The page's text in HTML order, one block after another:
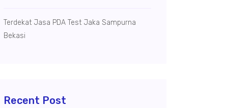
Terdekat Jasa PDA Test Jaka Sampurna
Bekasi
Recent Post